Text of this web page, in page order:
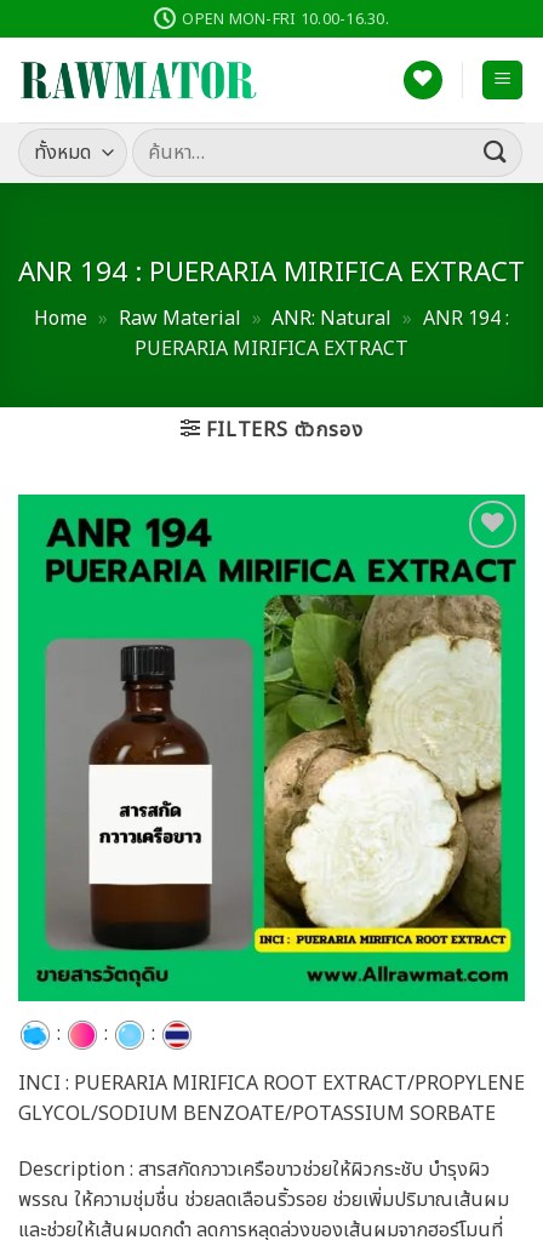
ไป
เนื้อหา
OPEN MON-FRI 10.00-16.30.
ค้นหา:
ANR 194 : PUERARIA MIRIFICA EXTRACT
Home » Raw Material » ANR: Natural » ANR 194 :
PUERARIA MIRIFICA EXTRACT
FILTERS ตัวกรอง
Add to
wishlist
: :
:
INCI : PUERARIA MIRIFICA ROOT EXTRACT/PROPYLENE
GLYCOL/SODIUM BENZOATE/POTASSIUM SORBATE
Description : สารสกัดกวาวเครือขาวช่วยให้ผิวกระชับ บำรุงผิว
พรรณ ให้ความชุ่มชื่น ช่วยลดเลือนริ้วรอย ช่วยเพิ่มปริมาณเส้นผม
และช่วยให้เส้นผมดกดำ ลดการหลุดล่วงของเส้นผมจากฮอร์โมนที่